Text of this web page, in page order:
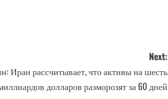
Next:
Иран рассчитывает, что активы на шесть
долларов разморозят за 60 дней